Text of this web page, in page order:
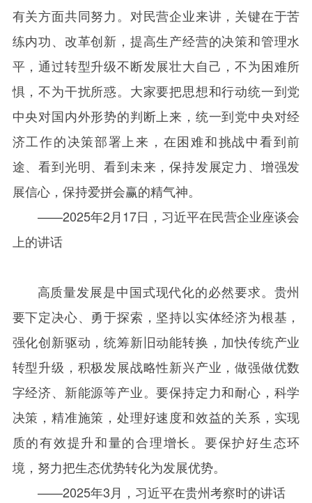
有关方面共同努力。对民营企业来讲，关键在于苦
练内功、改革创新，提高生产经营的决策和管理水
平，通过转型升级不断发展壮大自己，不为困难所
惧，不为干扰所惑。大家要把思想和行动统一到党
中央对国内外形势的判断上来，统一到党中央对经
济工作的决策部署上来，在困难和挑战中看到前
途、看到光明、看到未来，保持发展定力、增强发
展信心，保持爱拼会赢的精气神。
——2025年2月17日，习近平在民营企业座谈会
上的讲话
高质量发展是中国式现代化的必然要求。贵州
要下定决心、勇于探索，坚持以实体经济为根基，
强化创新驱动，统筹新旧动能转换，加快传统产业
转型升级，积极发展战略性新兴产业，做强做优数
字经济、新能源等产业。要保持定力和耐心，科学
决策，精准施策，处理好速度和效益的关系，实现
质的有效提升和量的合理增长。要保护好生态环
境，努力把生态优势转化为发展优势。
——2025年3月，习近平在贵州考察时的讲话